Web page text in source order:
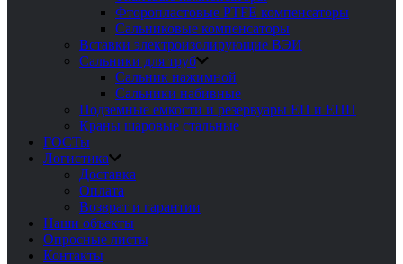
Фторопластовые PTFE компенсаторы
Сальниковые компенсаторы
Вставки электроизолирующие ВЭИ
Сальники для труб
Сальник нажимной
Сальники набивные
Подземные емкости и резервуары ЕП и ЕПП
Краны шаровые стальные
ГОСТы
Логистика
Доставка
Оплата
Возврат и гарантии
Наши объекты
Опросные листы
Контакты